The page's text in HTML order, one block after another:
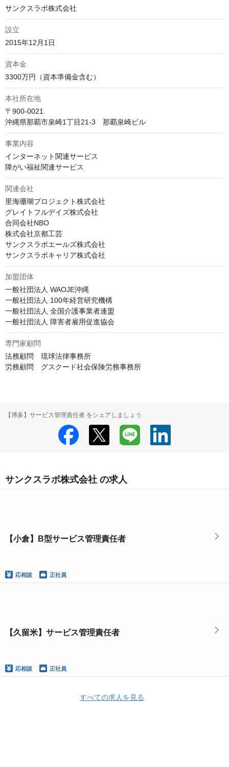
サンクスラボ株式会社
設立
2015年12月1日
資本金
3300万円（資本準備金含む）
本社所在地
〒900-0021
沖縄県那覇市泉崎1丁目21-3　那覇泉崎ビル
事業内容
インターネット関連サービス
障がい福祉関連サービス
関連会社
里海珊瑚プロジェクト株式会社
グレイトフルデイズ株式会社
合同会社NBO
株式会社京都工芸
サンクスラボエールズ株式会社
サンクスラボキャリア株式会社
加盟団体
一般社団法人 WAOJE沖縄
一般社団法人 100年経営研究機構
一般社団法人 全国介護事業者連盟
一般社団法人 障害者雇用促進協会
専門家顧問
法務顧問　琉球法律事務所
労務顧問　グスクード社会保険労務事務所
【博多】サービス管理責任者 をシェアしましょう
サンクスラボ株式会社 の求人
【小倉】B型サービス管理責任者
応相談 正社員
【久留米】サービス管理責任者
応相談 正社員
すべての求人を見る